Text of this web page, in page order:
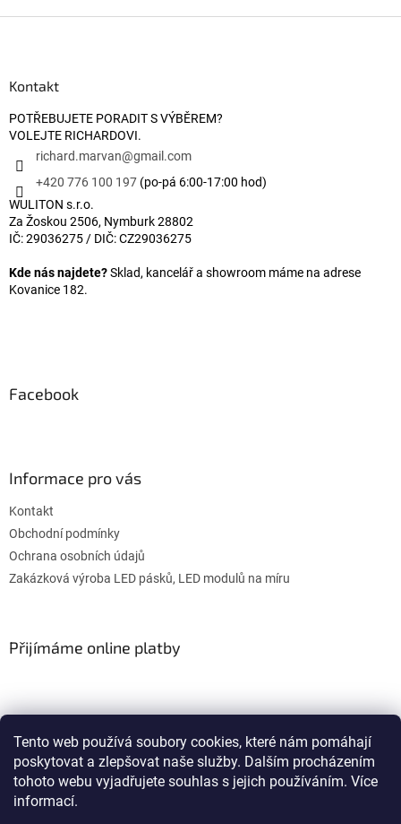
Tento web používá soubory cookies, které nám pomáhají
poskytovat a zlepšovat naše služby. Dalším procházením
tohoto webu vyjadřujete souhlas s jejich používáním. Více
informací.
Kontakt
POTŘEBUJETE PORADIT S VÝBĚREM?
VOLEJTE RICHARDOVI.
richard.marvan@gmail.com
+420 776 100 197 (po-pá 6:00-17:00 hod)
WULITON s.r.o.
Za Žoskou 2506, Nymburk 28802
IČ: 29036275 / DIČ: CZ29036275
Kde nás najdete?Sklad, kancelář a showroom máme na adrese
Kovanice 182.
Facebook
Informace pro vás
Kontakt
Obchodní podmínky
Ochrana osobních údajů
Zakázková výroba LED pásků, LED modulů na míru
Přijímáme online platby
WULITON